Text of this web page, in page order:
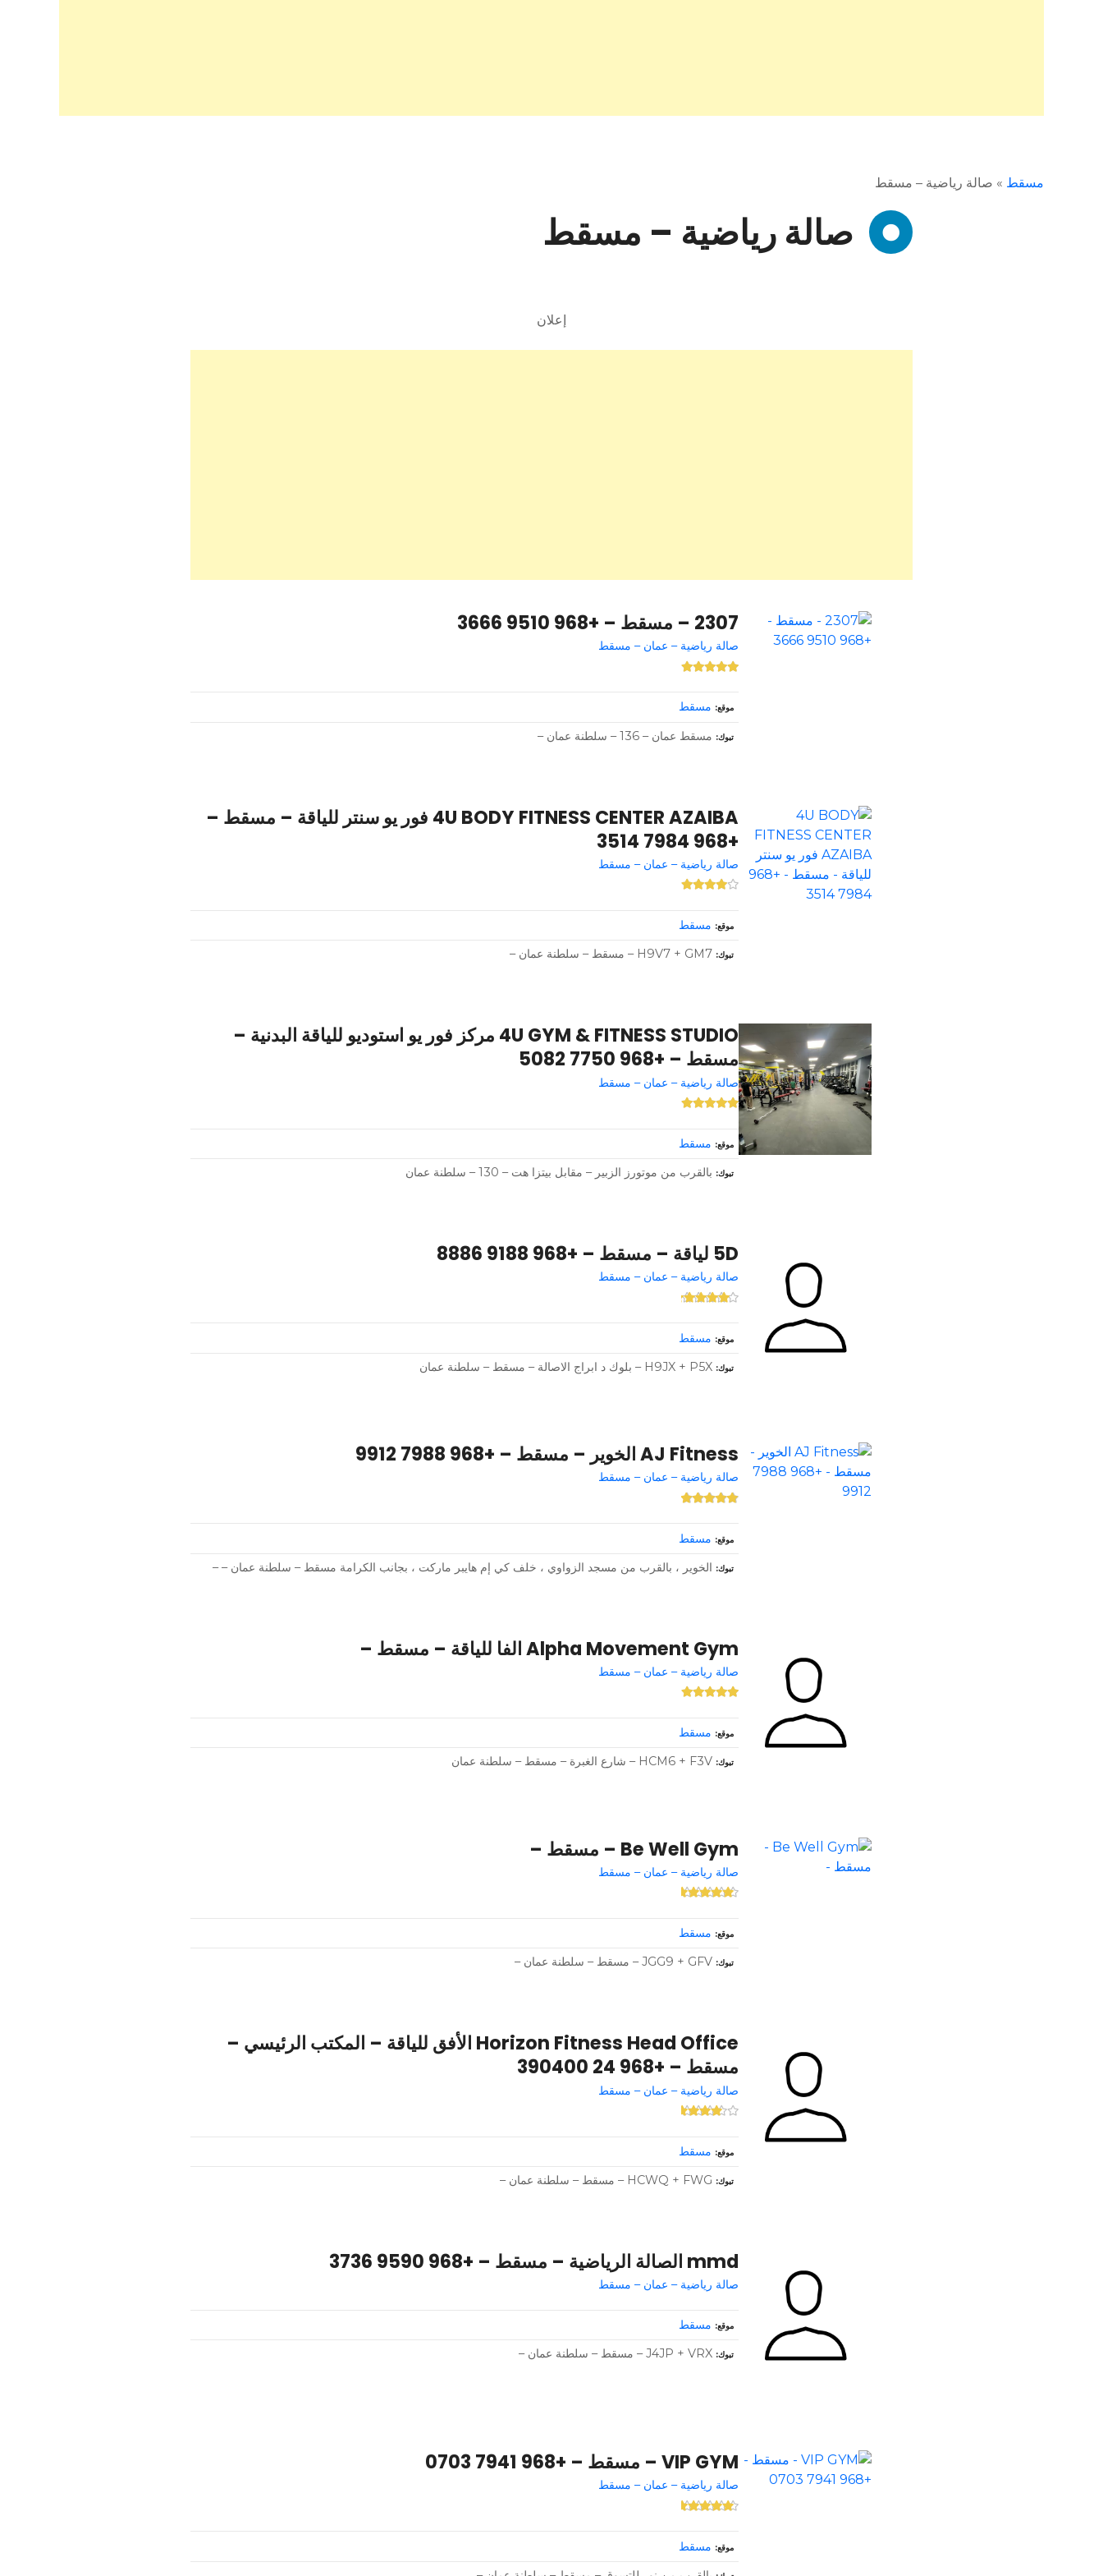
مسقط » صالة رياضية – مسقط
صالة رياضية – مسقط
إعلان
2307 – مسقط – +968 9510 3666
صالة رياضية – عمان – مسقط
موقع مسقط
تبوك مسقط عمان – 136 – سلطنة عمان –
4U BODY FITNESS CENTER AZAIBA فور يو سنتر للياقة – مسقط –
+968 7984 3514
صالة رياضية – عمان – مسقط
موقع مسقط
تبوك H9V7 + GM7 – مسقط – سلطنة عمان –
4U GYM & FITNESS STUDIO مركز فور يو استوديو للياقة البدنية –
مسقط – +968 7750 5082
صالة رياضية – عمان – مسقط
موقع مسقط
تبوك بالقرب من موتورز الزبير – مقابل بيتزا هت – 130 – سلطنة عمان
5D لياقة – مسقط – +968 9188 8886
صالة رياضية – عمان – مسقط
موقع مسقط
تبوك H9JX + P5X – بلوك د ابراج الاصالة – مسقط – سلطنة عمان
AJ Fitness الخوير – مسقط – +968 7988 9912
صالة رياضية – عمان – مسقط
موقع مسقط
تبوك الخوير ، بالقرب من مسجد الزواوي ، خلف كي إم هايبر ماركت ، بجانب الكرامة مسقط – سلطنة عمان – –
Alpha Movement Gym الفا للياقة – مسقط –
صالة رياضية – عمان – مسقط
موقع مسقط
تبوك HCM6 + F3V – شارع الغبرة – مسقط – سلطنة عمان
Be Well Gym – مسقط –
صالة رياضية – عمان – مسقط
موقع مسقط
تبوك JGG9 + GFV – مسقط – سلطنة عمان –
Horizon Fitness Head Office الأفق للياقة – المكتب الرئيسي –
مسقط – +968 24 390400
صالة رياضية – عمان – مسقط
موقع مسقط
تبوك HCWQ + FWG – مسقط – سلطنة عمان –
mmd الصالة الرياضية – مسقط – +968 9590 3736
صالة رياضية – عمان – مسقط
موقع مسقط
تبوك J4JP + VRX – مسقط – سلطنة عمان –
VIP GYM – مسقط – +968 7941 0703
صالة رياضية – عمان – مسقط
موقع مسقط